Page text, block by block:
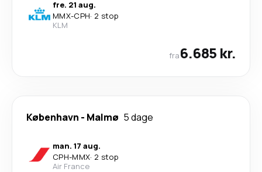
fre. 21 aug.
MMX-CPH· 2 stop
KLM
fra6.685 kr.
København - Malmø 5 dage
man. 17 aug.
CPH-MMX· 2 stop
Air France